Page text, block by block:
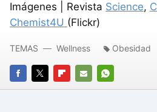
Imágenes | Revista Science,
Chemist4U (Flickr)
FACEBOOK
TWITTERFLIPBOARD
E-
WHATSAPP
TEMAS Wellness Obesidad